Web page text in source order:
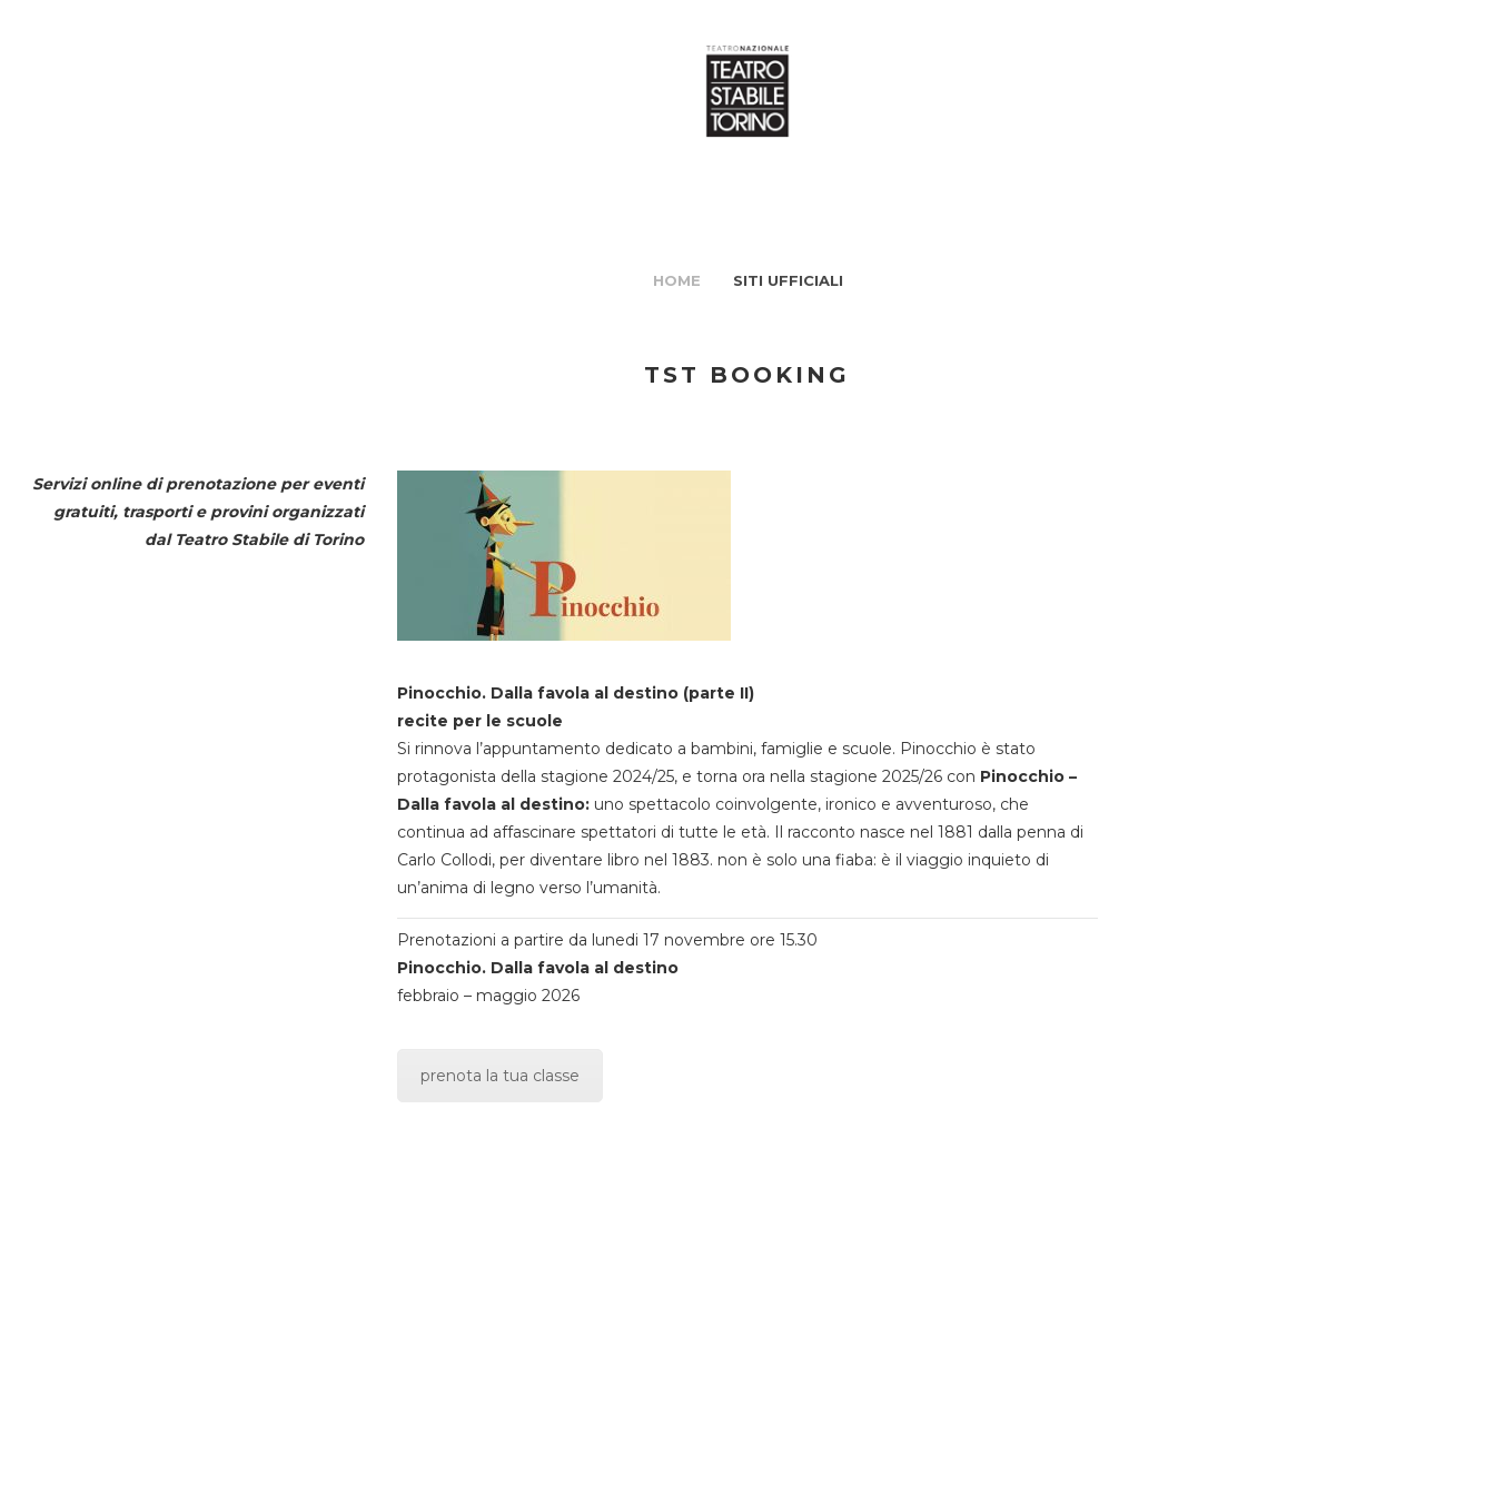
HOME SITI UFFICIALI
TST BOOKING
Servizi online di prenotazione per eventi
gratuiti, trasporti e provini organizzati
dal Teatro Stabile di Torino
Pinocchio. Dalla favola al destino (parte II)
recite per le scuole
Si rinnova l’appuntamento dedicato a bambini, famiglie e scuole. Pinocchio è stato
protagonista della stagione 2024/25, e torna ora nella stagione 2025/26 con Pinocchio –
Dalla favola al destino:uno spettacolo coinvolgente, ironico e avventuroso, che
continua ad affascinare spettatori di tutte le età. Il racconto nasce nel 1881 dalla penna di
Carlo Collodi, per diventare libro nel 1883. non è solo una fiaba: è il viaggio inquieto di
un’anima di legno verso l’umanità.
Prenotazioni a partire da lunedi 17 novembre ore 15.30
Pinocchio. Dalla favola al destino
febbraio – maggio 2026
prenota la tua classe